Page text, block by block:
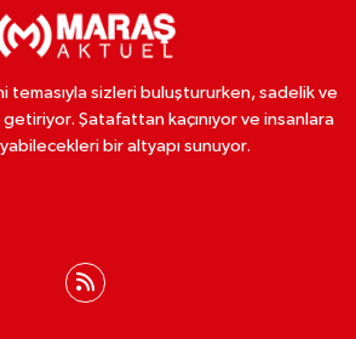
temasıyla sizleri buluştururken, sadelik ve
Şatafattan kaçınıyor ve insanlara
bir altyapı sunuyor.